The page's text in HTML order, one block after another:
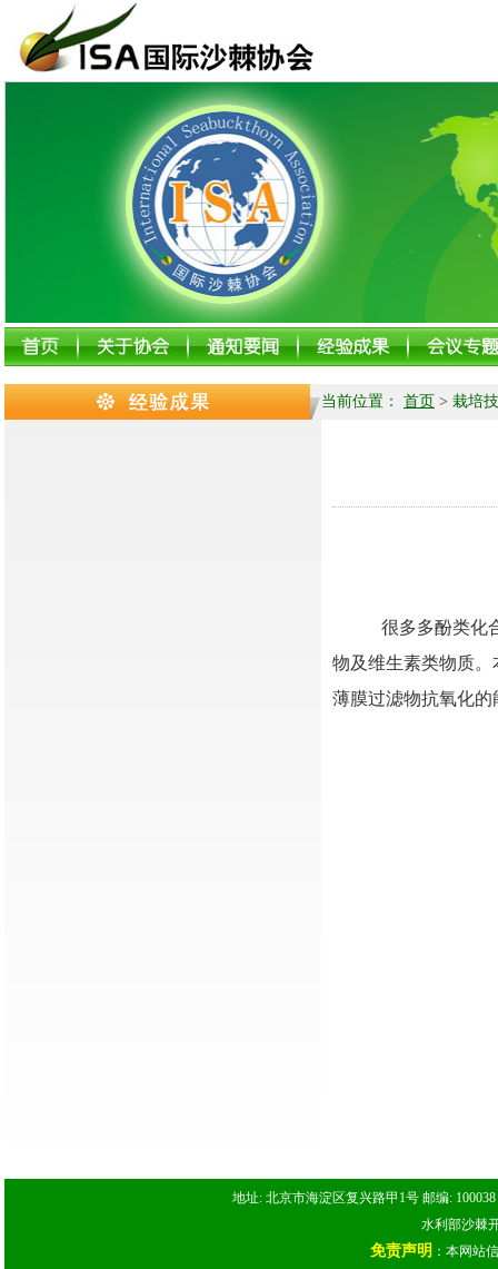
当前位置： 首页 > 栽培
很多多酚类化合
物及维生素类物质
薄膜过滤物抗氧化的
地址: 北京市海淀区复兴路甲1号 邮编:
水利部沙棘
免责声明 ：本网站